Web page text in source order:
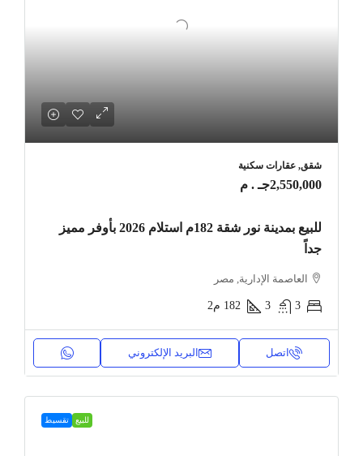
شقق, عقارات سكنية
2,550,000جـ . م
للبيع بمدينة نور شقة 182م استلام 2026 بأوفر مميز
جداً
العاصمة الإدارية, مصر
3
3
182 م2
اتصل البريد الإلكتروني
للبيع تقسيط